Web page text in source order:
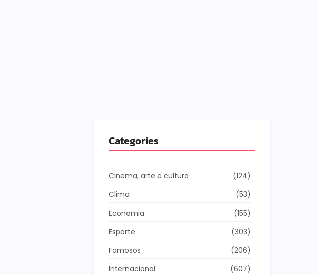
Categories
Cinema, arte e cultura
(124)
Clima
(53)
Economia
(155)
Esporte
(303)
Famosos
(206)
Internacional
(607)